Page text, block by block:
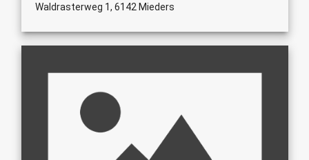
Waldrasterweg 1, 6142 Mieders